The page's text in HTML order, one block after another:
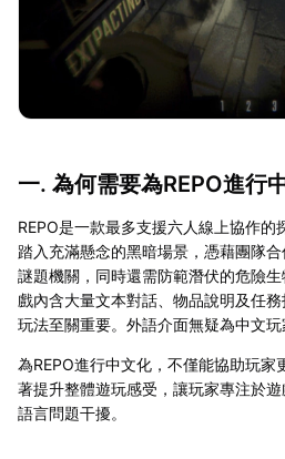
一. 為何需要為REPO進行
REPO是一款最多支援六人線上協作的
踏入充滿懸念的黑暗場景，憑藉團隊
謎題機關，同時還需防範潛伏的危險
戲內含大量文本對話、物品說明及任
玩法至關重要。外語介面無疑為中文玩
為REPO進行中文化，不僅能協助玩
著提升整體遊玩感受，讓玩家專注於
語言問題干擾。